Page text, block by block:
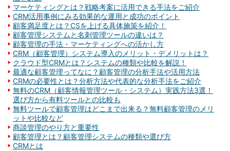
マーケティングとは？戦略考案に活用できる手法をご紹介
CRM活用事例にみる効果的な運用と成功のポイント
顧客満足度とは？CSを上げる具体施策を紹介！
顧客管理システムと名刺管理ツールの違いは？
顧客管理の手法・マーケティングへの活かし方
CRM（顧客管理）システム導入のメリット・デメリットは？
クラウド型CRMとは？システムの種類や比較を解説！
最適な顧客管理ってなに？顧客管理の分析手法や活用方法
CRMの必要性とは？分析方法や代表的な分析手法をご紹介
無料のCRM（顧客情報管理ツール・システム）実践方法3選！
選び方から有料ツールとの比較も
無料ツールで顧客管理はどこまで出来る？無料顧客管理のメリ
ットや比較など
商談管理のやり方と重要性
顧客管理とは？顧客管理システムの種類や選び方
CRMとは